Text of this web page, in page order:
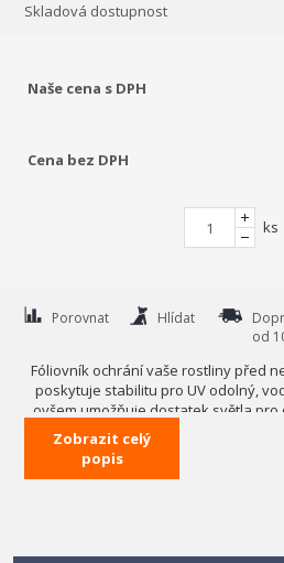
Skladová dostupnost
Naše cena s DPH
Cena bez DPH
ks
Porovnat Hlídat
od
Fóliovník ochrání vaše rostliny před
poskytuje stabilitu pro UV odolný,
ovšem umožňuje dostatek světla pro
Technická data
60 x 80 x 120 cm
Zobrazit celý
popis